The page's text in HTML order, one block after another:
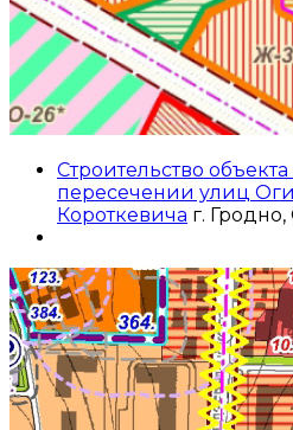
Строительство
пересечении улиц
Короткевича г.